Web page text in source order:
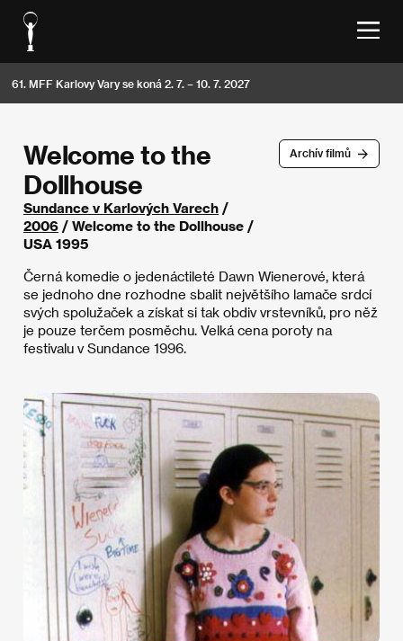
61. MFF Karlovy Vary se koná 2. 7. – 10. 7. 2027
Archív filmů
Welcome to the
Dollhouse
Sundance v Karlových Varech /
2006 / Welcome to the Dollhouse /
USA 1995
Černá komedie o jedenáctileté Dawn Wienerové, která
se jednoho dne rozhodne sbalit největšího lamače srdcí
svých spolužaček a získat si tak obdiv vrstevníků, pro něž
je pouze terčem posměchu. Velká cena poroty na
festivalu v Sundance 1996.